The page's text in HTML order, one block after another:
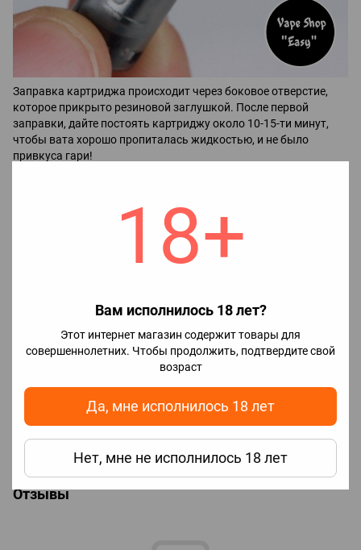
18+
Вам исполнилось 18 лет?
Этот интернет магазин содержит товары для
совершеннолетних. Чтобы продолжить, подтвердите свой
возраст
Да, мне исполнилось 18 лет
Нет, мне не исполнилось 18 лет
Заправка картриджа происходит через боковое отверстие,
которое прикрыто резиновой заглушкой. После первой
заправки, дайте постоять картриджу около 10-15-ти минут,
чтобы вата хорошо пропиталась жидкостью, и не было
привкуса гари!
Тип: Многоразовый;
Нагревательный элемент: Спираль;
Сопротивление: 1.8 ом;
Цвет: Прозрачный;
Материал: Пластик.
65.00
✅Наличие
В наличии
🔖Бренд
Отзывы